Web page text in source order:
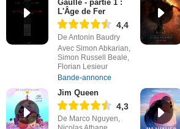
Gaulle - partie 1 :
L'Âge de Fer
4,4
De Antonin Baudry
Avec Simon Abkarian,
Simon Russell Beale,
Florian Lesieur
Bande-annonce
Jim Queen
4,3
De Marco Nguyen,